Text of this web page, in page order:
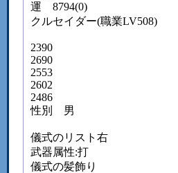
運 8794(0)
クルセイダー(職業LV508)
2390
2690
2553
2602
2486
性別 男
儀式のリスト右
武器属性:打
儀式の髪飾り